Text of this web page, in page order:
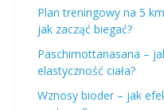
Plan treningowy na 5
jak zacząć biegać?
Paschimottanasana –
elastyczność ciała?
Wznosy bioder – jak